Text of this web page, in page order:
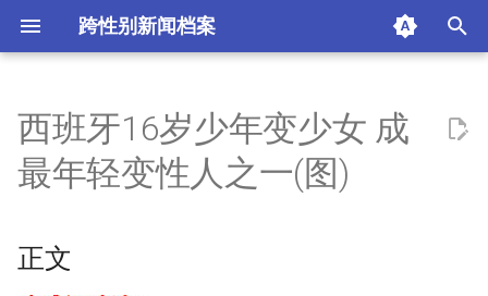
跨性别新闻档案
n
t
a
正文
相关新闻
西班牙16岁少年变少女 成
最年轻变性人之一(图)
正文